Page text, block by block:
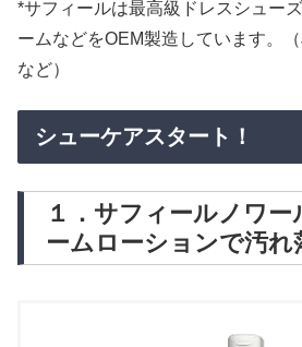
*サフィールは最高級ドレスシュー
ームなどをOEM製造しています。
など）
シューケアスタート！
１．サフィールノワ
ームローションで汚れ